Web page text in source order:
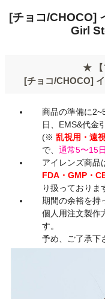
[チョコ/CHOCO]
Girl
★
[チョコ/CHOCO]
商品の準備に
日、EMS&代金
(※乱視用・遠
で、通常5〜15
アイレンズ商品
FDA・GMP・
り扱っており
期間の余裕を持
個人用注文製作
す。
予め、ご了承下